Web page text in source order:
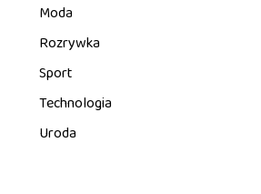
Moda
Rozrywka
Sport
Technologia
Uroda